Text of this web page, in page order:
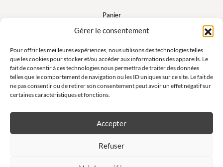
Gérer le consentement
Pour offrir les meilleures expériences, nous utilisons des technologies telles
que les cookies pour stocker et/ou accéder aux informations des appareils. Le
fait de consentir à ces technologies nous permettra de traiter des données
telles que le comportement de navigation ou les ID uniques sur ce site. Le fait de
ne pas consentir ou de retirer son consentement peut avoir un effet négatif sur
certaines caractéristiques et fonctions.
Accepter
Refuser
Panier
FAQ
Suivez nous
Newsletter
Ne manquez pas nos offres exclusives et nos ventes privées !